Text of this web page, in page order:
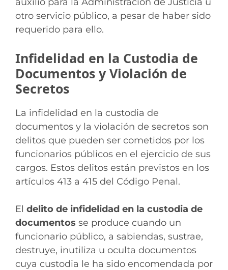
otro servicio público, a pesar de haber sido
requerido para ello.
Infidelidad en la Custodia de
Documentos y Violación de
Secretos
La infidelidad en la custodia de
documentos y la violación de secretos son
delitos que pueden ser cometidos por los
funcionarios públicos en el ejercicio de sus
cargos. Estos delitos están previstos en los
artículos 413 a 415 del Código Penal.
El delito de infidelidad en la custodia de
documentos se produce cuando un
funcionario público, a sabiendas, sustrae,
destruye, inutiliza u oculta documentos
cuya custodia le ha sido encomendada por